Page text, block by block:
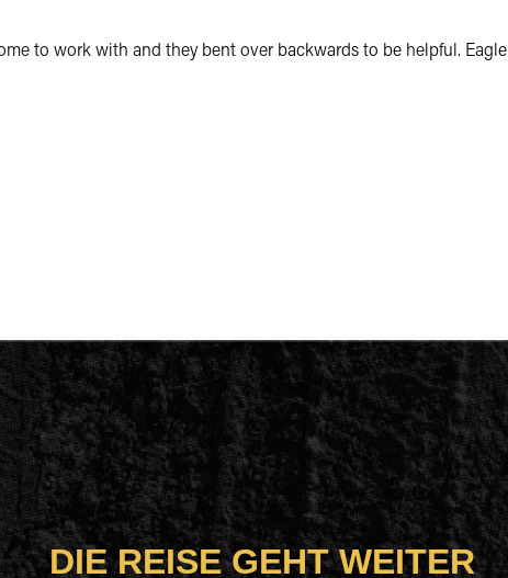
to work with and they bent over backwards to be helpful.
DIE REISE GEHT WEITER